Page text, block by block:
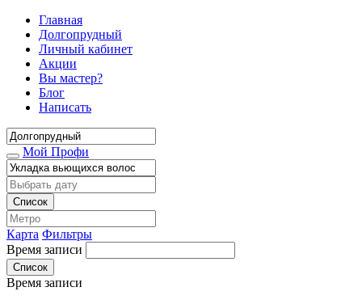
Главная
Долгопрудный
Личный кабинет
Акции
Вы мастер?
Блог
Написать
Мой Профи
Список
Карта Фильтры
Время записи
Список
Время записи